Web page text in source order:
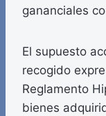
gananciales
El supuesto
recogido
Reglamento
bienes